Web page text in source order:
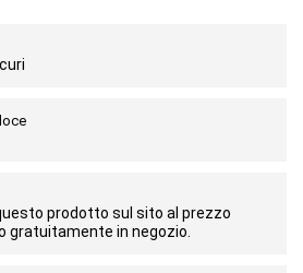
prodotto sul sito al prezzo
gratuitamente in negozio.